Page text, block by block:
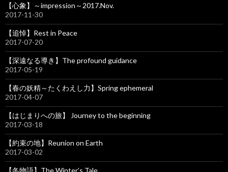
【心象】～impression～2017.Nov.
2017-11-30
【追悼】Rest in Peace
2017-07-20
【深遠なる導き】The profound guidance
2017-05-19
【春の妖精～たくわえし力】Spring ephemeral
2017-04-07
【はじまりへの旅】 Journey to the beginning
2017-03-18
【約束の地】Reunion on Earth
2017-03-02
【冬物語】The Winter’s Tale